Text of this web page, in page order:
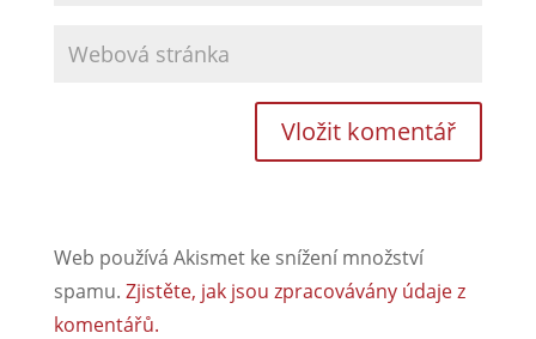
Web používá Akismet ke snížení množství
spamu. Zjistěte, jak jsou zpracovávány údaje z
komentářů.